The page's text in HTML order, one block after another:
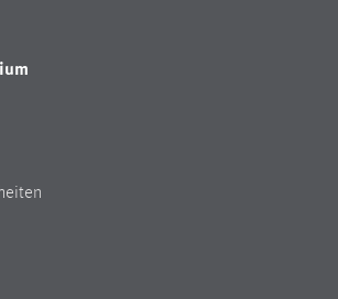
= Sitzungslaufzeit, mibew_locale = 3
= 1 Jahr